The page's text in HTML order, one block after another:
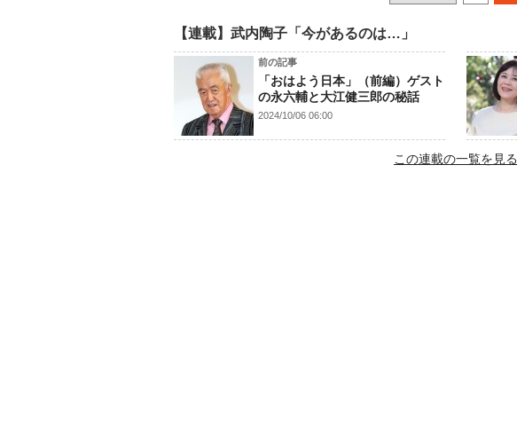
【連載】武内陶子「今があるのは…」
前の記事
「おはよう日本」（前編）ゲスト
の永六輔と大江健三郎の秘話
2024/10/06 06:00
この連載の一覧を見る